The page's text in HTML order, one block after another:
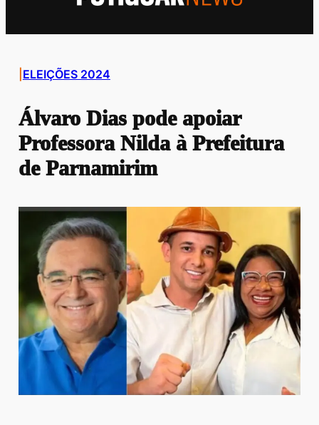
ELEIÇÕES 2024
Álvaro Dias pode apoiar
Professora Nilda à Prefeitura
de Parnamirim